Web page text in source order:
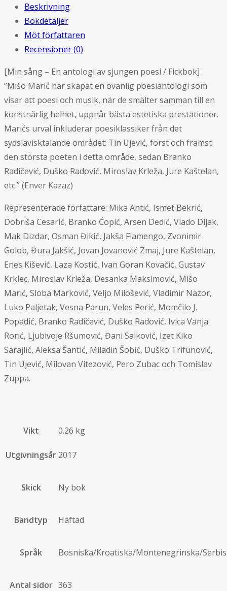
mängdBeskrivning
Bokdetaljer
Möt författaren
Recensioner (0)
[Min sång – En antologi av sjungen poesi / Fickbok]
”Mišo Marić har skapat en ovanlig poesiantologi som
visar att poesi och musik, när de smälter samman till en
konstnärlig helhet, uppnår bästa estetiska prestationer.
Marićs urval inkluderar poesiklassiker från det
sydslavisktalande området: Tin Ujević, först och främst
den största poeten i detta område, sedan Branko
Radičević, Duško Radović, Miroslav Krleža, Jure Kaštelan,
etc.” (Enver Kazaz)
Representerade författare: Mika Antić, Ismet Bekrić,
Dobriša Cesarić, Branko Ćopić, Arsen Dedić, Vlado Dijak,
Mak Dizdar, Osman Đikić, Jakša Fiamengo, Zvonimir
Golob, Đura Jakšić, Jovan Jovanović Zmaj, Jure Kaštelan,
Enes Kišević, Laza Kostić, Ivan Goran Kovačić, Gustav
Krklec, Miroslav Krleža, Desanka Maksimović, Mišo
Marić, Sloba Marković, Veljo Milošević, Vladimir Nazor,
Luko Paljetak, Vesna Parun, Veles Perić, Momčilo J.
Popadić, Branko Radičević, Duško Radović, Ivica Vanja
Rorić, Ljubivoje Ršumović, Đani Salković, Izet Kiko
Sarajlić, Aleksa Šantić, Miladin Šobić, Duško Trifunović,
Tin Ujević, Milovan Vitezović, Pero Zubac och Tomislav
Zuppa.
Vikt 0.26 kg
Utgivningsår 2017
Skick Ny bok
Bandtyp Häftad
Språk Bosniska/Kroatiska/Montenegrinska/
Antal sidor 363